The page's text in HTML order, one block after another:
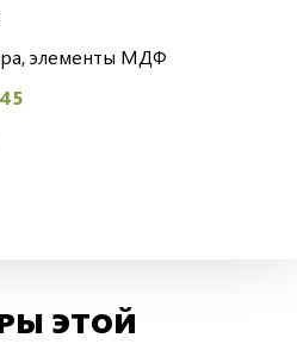
элементы МДФ
ЭТОЙ